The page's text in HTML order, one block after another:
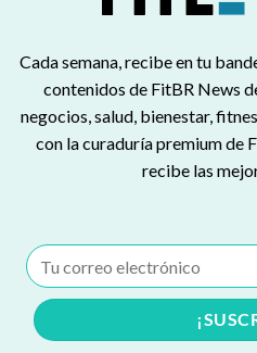
Cada semana, recibe en tu
contenidos de FitBR News
negocios, salud, bienestar,
con la curaduría premium de
recibe las